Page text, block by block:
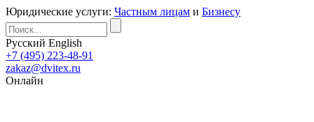
Юридические услуги: Частным лицам и Бизнесу
Русский English
+7 (495) 223-48-91
zakaz@dvitex.ru
Онлайн